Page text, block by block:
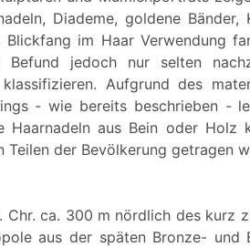
Diademe, goldene Bänder,
im Haar Verwendung
Befund jedoch nur selten
Aufgrund des
- wie bereits beschrieben -
aus Bein oder Holz
Teilen der Bevölkerung getragen
ca. 300 m nördlich des kurz
aus der späten Bronze- und